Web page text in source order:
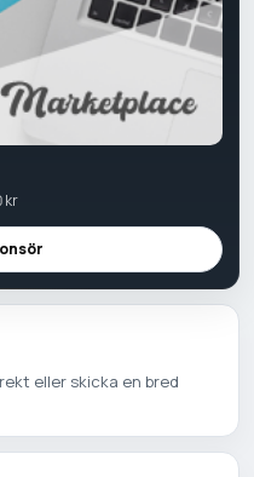
kr
eller skicka en bred